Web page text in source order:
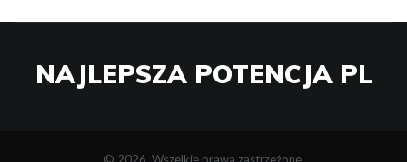
NAJLEPSZA POTENCJA PL